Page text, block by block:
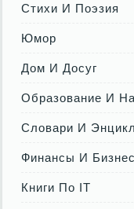
Стихи И Поэзия
Юмор
Дом И Досуг
Образование И
Словари И
Финансы И Бизнес
Книги По IT